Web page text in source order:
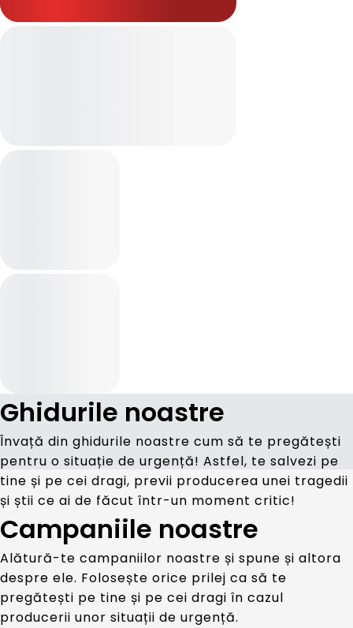
Ghidurile noastre
Învață din ghidurile noastre cum să te pregătești
pentru o situație de urgență! Astfel, te salvezi pe
tine și pe cei dragi, previi producerea unei tragedii
și știi ce ai de făcut într-un moment critic!
Campaniile noastre
Alătură-te campaniilor noastre și spune și altora
despre ele. Folosește orice prilej ca să te
pregătești pe tine și pe cei dragi în cazul
producerii unor situații de urgență.